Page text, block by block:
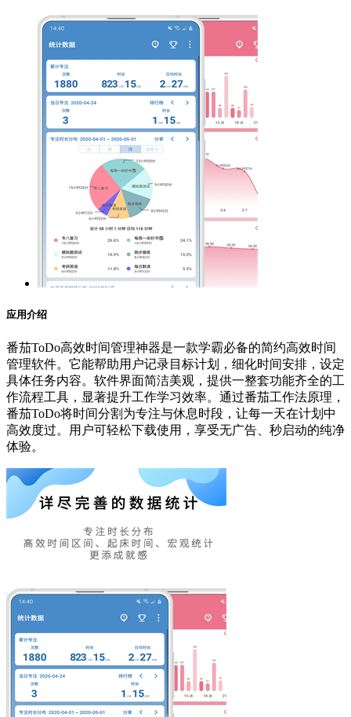
应用介绍
番茄ToDo高效时间管理神器是一款学霸必备的简约高效时间
管理软件。它能帮助用户记录目标计划，细化时间安排，设定
具体任务内容。软件界面简洁美观，提供一整套功能齐全的工
作流程工具，显著提升工作学习效率。通过番茄工作法原理，
番茄ToDo将时间分割为专注与休息时段，让每一天在计划中
高效度过。用户可轻松下载使用，享受无广告、秒启动的纯净
体验。